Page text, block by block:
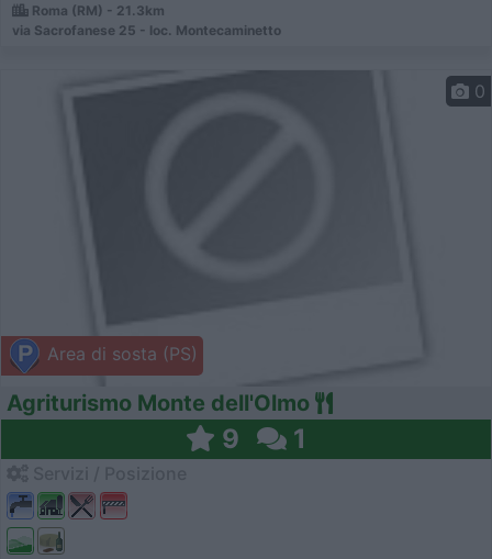
Roma (RM) - 21.3km
via Sacrofanese 25 - loc. Montecaminetto
Area di sosta (PS)
0
Agriturismo Monte dell'Olmo
9 1